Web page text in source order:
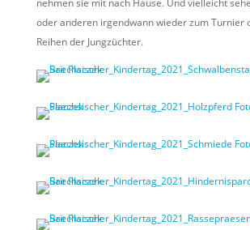
nehmen sie mit nach Hause. Und vielleicht
oder anderen irgendwann wieder zum Turnier
Reihen der Jungzüchter.